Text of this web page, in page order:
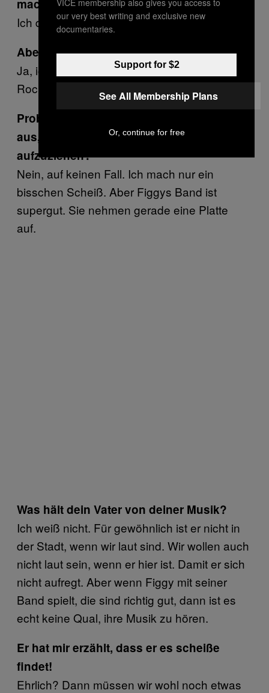
machen?
Ich denke nicht…
Aber es hilft, richtig?
Ja, ich vermute es. Ich mein’ es heißt Stoner
Rock.
Probiert ihr einfach ein bisschen Scheiß
aus, oder versucht ihr, das Ding groß
aufzuziehen?
Nein, auf keinen Fall. Ich mach nur ein
bisschen Scheiß. Aber Figgys Band ist
supergut. Sie nehmen gerade eine Platte
auf.
Was hält dein Vater von deiner Musik?
Ich weiß nicht. Für gewöhnlich ist er nicht in
der Stadt, wenn wir laut sind. Wir wollen auch
nicht laut sein, wenn er hier ist. Damit er sich
nicht aufregt. Aber wenn Figgy mit seiner
Band spielt, die sind richtig gut, dann ist es
echt keine Qual, ihre Musik zu hören.
Er hat mir erzählt, dass er es scheiße
findet!
Ehrlich? Dann müssen wir wohl noch etwas
our very best writing and exclusive new
documentaries.
Support for $2
See All Membership Plans
Or, continue for free